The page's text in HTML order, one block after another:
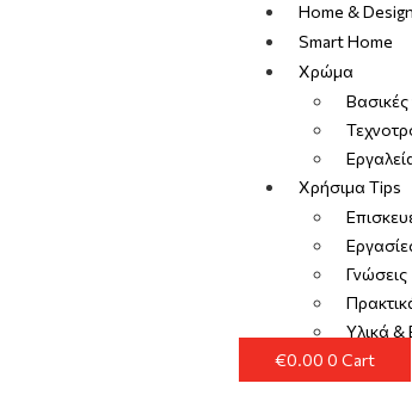
Home & Design
Smart Home
Χρώμα
Χρήσιμα Tips
Γνώσεις
Υλικά &
€0.00 0 Cart